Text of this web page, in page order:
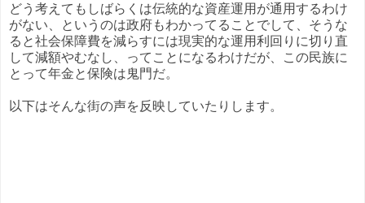
どう考えてもしばらくは伝統的な資産運用が通用するわけ
がない、というのは政府もわかってることでして、そうな
ると社会保障費を減らすには現実的な運用利回りに切り直
して減額やむなし、ってことになるわけだが、この民族に
とって年金と保険は鬼門だ。
以下はそんな街の声を反映していたりします。